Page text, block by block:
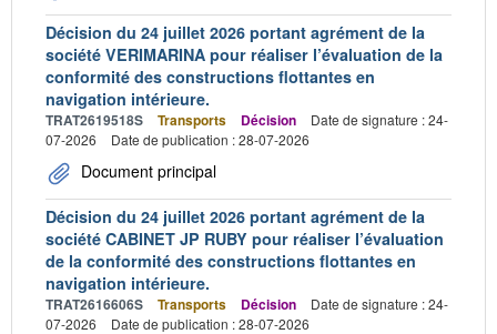
Décision du 24 juillet 2026 portant agrément de la
société VERIMARINA pour réaliser l’évaluation de la
conformité des constructions flottantes en
navigation intérieure.
TRAT2619518S Transports Décision
Date de signature : 24-
07-2026
Date de publication : 28-07-2026
Document principal
Décision du 24 juillet 2026 portant agrément de la
société CABINET JP RUBY pour réaliser l’évaluation
de la conformité des constructions flottantes en
navigation intérieure.
TRAT2616606S Transports Décision
Date de signature : 24-
07-2026
Date de publication : 28-07-2026